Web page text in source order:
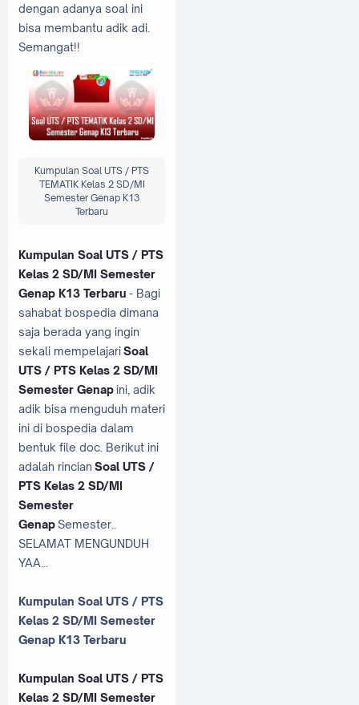
dengan adanya soal ini
bisa membantu adik adi.
Semangat!!
Kumpulan Soal UTS / PTS
TEMATIK Kelas 2 SD/MI
Semester Genap K13
Terbaru
Kumpulan Soal UTS / PTS
Kelas 2 SD/MI Semester
Genap K13 Terbaru - Bagi
sahabat bospedia dimana
saja berada yang ingin
sekali mempelajariSoal
UTS / PTS Kelas 2 SD/MI
Semester Genapini, adik
adik bisa menguduh materi
ini di bospedia dalam
bentuk file doc. Berikut ini
adalah rincian Soal UTS /
PTS Kelas 2 SD/MI
Semester
GenapSemester..
SELAMAT MENGUNDUH
YAA...
Kumpulan Soal UTS / PTS
Kelas 2 SD/MI Semester
Genap K13 Terbaru
Kumpulan Soal UTS / PTS
Kelas 2 SD/MI Semester